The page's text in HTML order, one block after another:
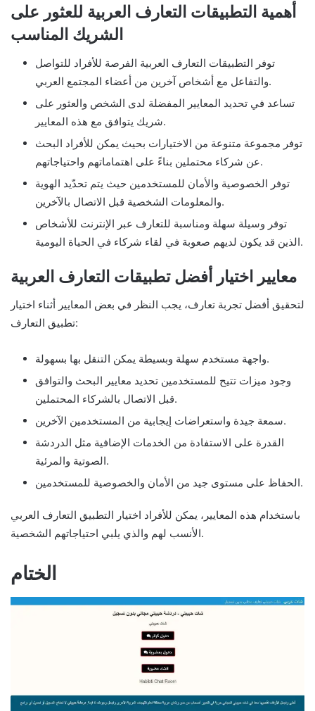
أهمية التطبيقات التعارف العربية للعثور على
الشريك المناسب
توفر التطبيقات التعارف العربية الفرصة للأفراد للتواصل
والتفاعل مع أشخاص آخرين من أعضاء المجتمع العربي.
تساعد في تحديد المعايير المفضلة لدى الشخص والعثور على
شريك يتوافق مع هذه المعايير.
توفر مجموعة متنوعة من الاختيارات بحيث يمكن للأفراد البحث
عن شركاء محتملين بناءً على اهتماماتهم واحتياجاتهم.
توفر الخصوصية والأمان للمستخدمين حيث يتم تحدّيد الهوية
والمعلومات الشخصية قبل الاتصال بالآخرين.
توفر وسيلة سهلة ومناسبة للتعارف عبر الإنترنت للأشخاص
الذين قد يكون لديهم صعوبة في لقاء شركاء في الحياة اليومية.
معايير اختيار أفضل تطبيقات التعارف العربية
لتحقيق أفضل تجربة تعارف، يجب النظر في بعض المعايير أثناء اختيار
تطبيق التعارف:
واجهة مستخدم سهلة وبسيطة يمكن التنقل بها بسهولة.
وجود ميزات تتيح للمستخدمين تحديد معايير البحث والتوافق
قبل الاتصال بالشركاء المحتملين.
سمعة جيدة واستعراضات إيجابية من المستخدمين الآخرين.
القدرة على الاستفادة من الخدمات الإضافية مثل الدردشة
الصوتية والمرئية.
الحفاظ على مستوى جيد من الأمان والخصوصية للمستخدمين.
باستخدام هذه المعايير، يمكن للأفراد اختيار التطبيق التعارف العربي
الأنسب لهم والذي يلبي احتياجاتهم الشخصية.
الختام